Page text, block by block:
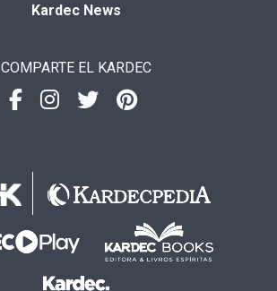
Kardec News
COMPARTE EL KARDEC